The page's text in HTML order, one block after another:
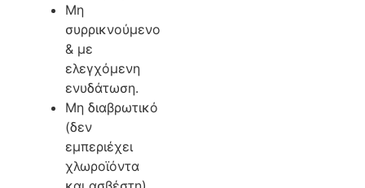
Μη
συρρικνούμενο
& με
ελεγχόμενη
ενυδάτωση.
Μη διαβρωτικό
(δεν
εμπεριέχει
χλωροϊόντα